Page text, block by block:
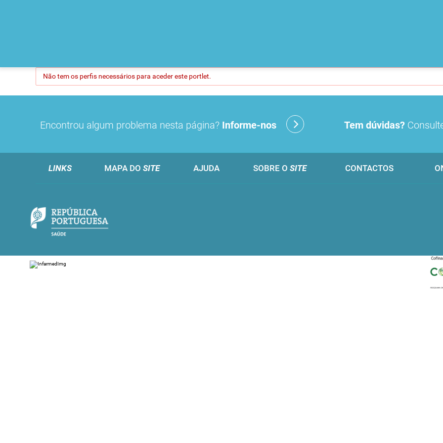
Não tem os perfis necessários para aceder este portlet.
Encontrou algum problema nesta página? Informe-nos Tem dúvidas?
LINKS MAPA DO SITE AJUDA SOBRE O SITE CONTACTOS